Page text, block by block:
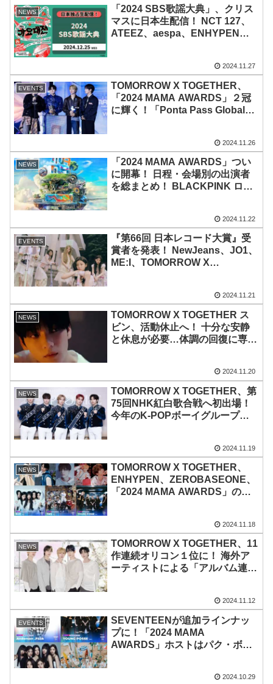
出演！「PROJECT 7」デビュー
メンバーもお披露目
NEWS
「2024 SBS歌謡大典」、クリス
マスに日本生配信！ NCT 127、
ATEEZ、aespa、ENHYPENら
TOMORROW X TOGETHER、
NewJeans、IVE、
ZEROBASEONE、RIIZEなど、
豪華アーティストの祭典
2024.11.27
EVENTS
TOMORROW X TOGETHER、
「2024 MAMA AWARDS」２冠
に輝く！「Ponta Pass Global
及【受賞コメントあり】 2024.11.26
NEWS
「2024 MAMA AWARDS」つい
に開幕！ 日程・会場別の出演者
を総まとめ！ BLACKPINK ロゼ
TOGETHER、ENHYPEN、
ZEROBASEONEのコラボステー
ジも見逃せない
2024.11.22
EVENTS
『第66回 日本レコード大賞』受
賞者を発表！ NewJeans、JO1、
ME:I、TOMORROW X
く…K-POPガールグループでは
13年ぶりの快挙【全受賞者掲載】
2024.11.21
NEWS
TOMORROW X TOGETHER ス
ビン、活動休止へ！ 十分な安静
と休息が必要…体調の回復に専
2024.11.20
NEWS
TOMORROW X TOGETHER、第
75回NHK紅白歌合戦へ初出場！
今年のK-POPボーイグループと
ので、本当に嬉しいです」2024.11.19
NEWS
TOMORROW X TOGETHER、
ENHYPEN、ZEROBASEONE、
「2024 MAMA AWARDS」のた
ILLIT、TWS、YOUNG POSSE
は、各チームのカラーが込められ
たステージを予告
2024.11.18
NEWS
TOMORROW X TOGETHER、11
作連続オリコン１位に！ 海外ア
ーティストによる「アルバム連続
SANCTUARY』は29万3000枚の
販売量を記録
2024.11.12
EVENTS
SEVENTEENが追加ラインナッ
プに！「2024 MAMA
AWARDS」ホストはパク・ボゴ
ZEROBASEONEのコラボステー
2024.10.29